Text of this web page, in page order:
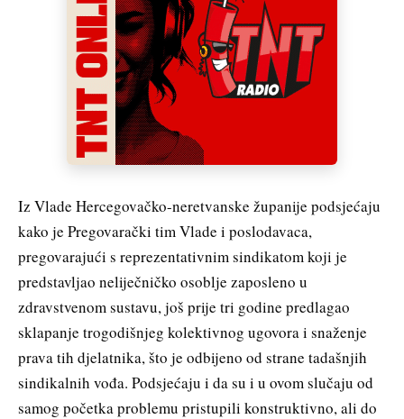
Iz Vlade Hercegovačko-neretvanske županije podsjećaju
kako je Pregovarački tim Vlade i poslodavaca,
pregovarajući s reprezentativnim sindikatom koji je
predstavljao neliječničko osoblje zaposleno u
zdravstvenom sustavu, još prije tri godine predlagao
sklapanje trogodišnjeg kolektivnog ugovora i snaženje
prava tih djelatnika, što je odbijeno od strane tadašnjih
sindikalnih vođa. Podsjećaju i da su i u ovom slučaju od
samog početka problemu pristupili konstruktivno, ali do